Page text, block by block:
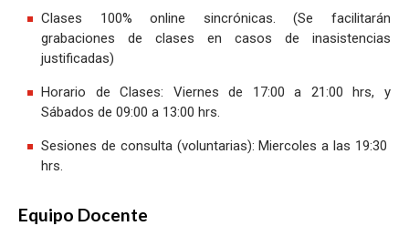
Clases 100% online sincrónicas. (Se facilitarán
grabaciones de clases en casos de inasistencias
justificadas)
Horario de Clases: Viernes de 17:00 a 21:00 hrs, y
Sábados de 09:00 a 13:00 hrs.
Sesiones de consulta (voluntarias): Miercoles a las 19:30
hrs.
Equipo Docente